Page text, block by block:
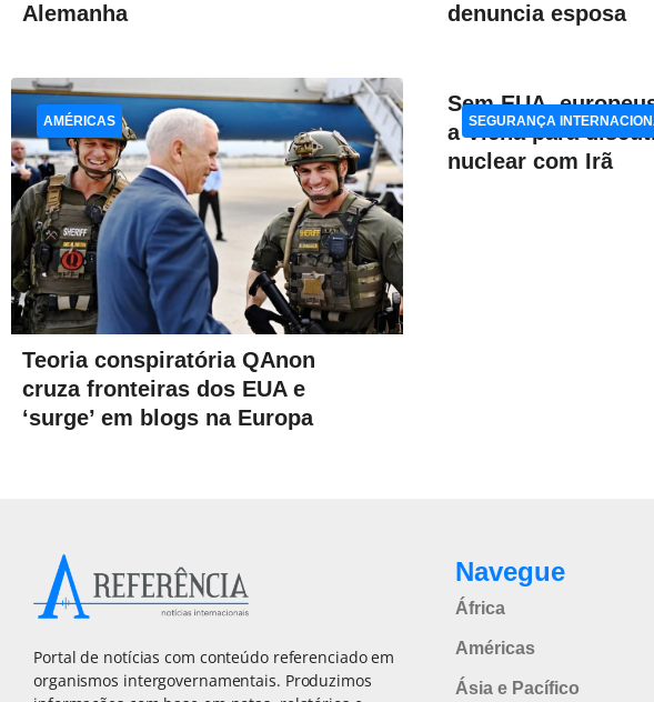
Alemanha
denuncia esposa
Teoria conspiratória QAnon
cruza fronteiras dos EUA e
‘surge’ em blogs na Europa
AMÉRICAS
Sem EUA,
a Viena para
nuclear com Irã
SEGURANÇA
Portal de notícias com conteúdo referenciado em
organismos intergovernamentais. Produzimos
Navegue
África
Américas
Ásia e Pacífico